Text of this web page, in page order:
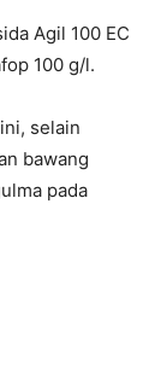
Agil 100 EC
100 g/l.
selain
bawang
pada